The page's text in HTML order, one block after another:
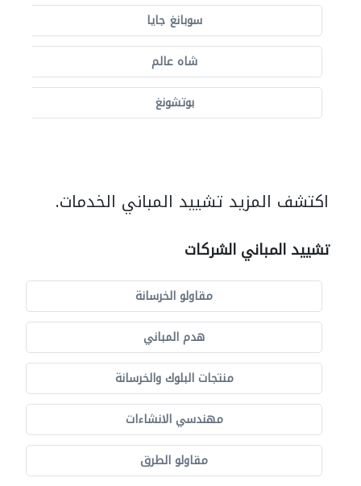
سوبانغ جايا
شاه عالم
بوتشونغ
اكتشف المزيد تشييد المباني الخدمات.
تشييد المباني الشركات
مقاولو الخرسانة
هدم المباني
منتجات البلوك والخرسانة
مهندسي الانشاءات
مقاولو الطرق